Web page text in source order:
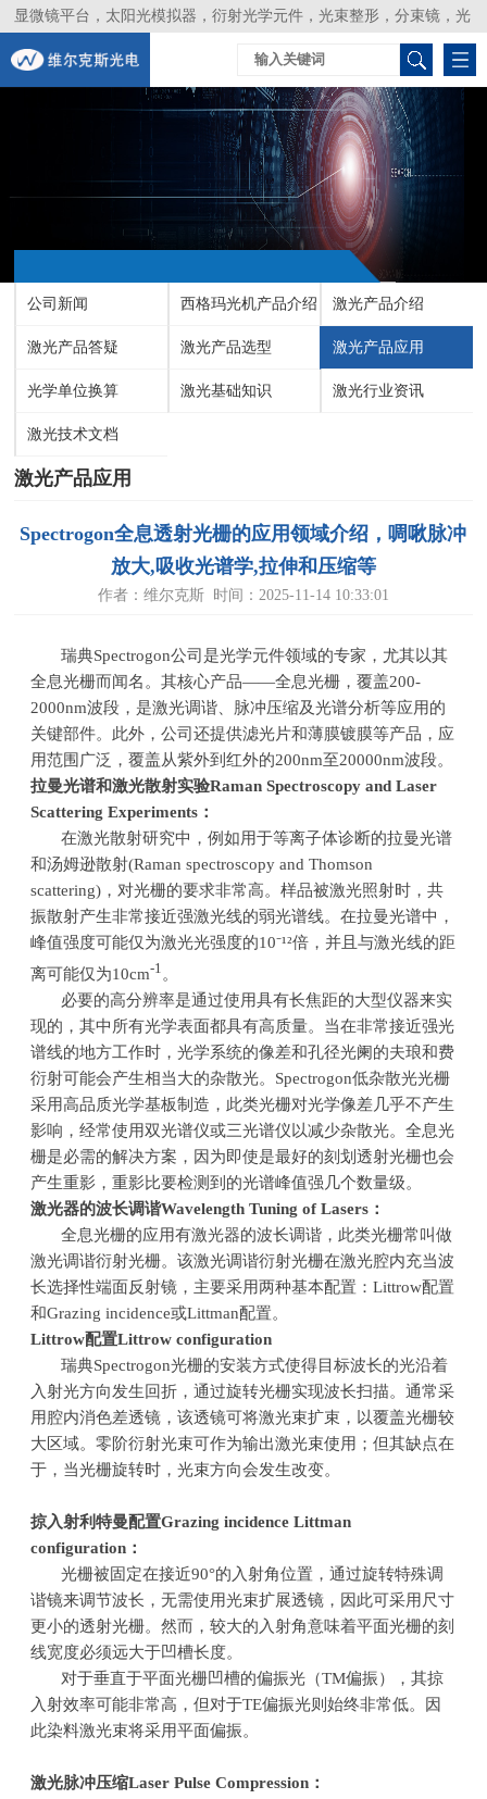
显微镜平台，太阳光模拟器，衍射光学元件，光束整形，分束镜，光
谱仪，生物激光器，光束分析仪，Layertec
公司新闻 西格玛光机产品介绍 激光产品介绍
激光产品答疑 激光产品选型 激光产品应用
光学单位换算 激光基础知识 激光行业资讯
激光技术文档
激光产品应用
Spectrogon全息透射光栅的应用领域介绍，啁啾脉冲
放大,吸收光谱学,拉伸和压缩等
作者：维尔克斯 时间：2025-11-14 10:33:01
瑞典Spectrogon公司是光学元件领域的专家，尤其以其
全息光栅而闻名。其核心产品——全息光栅，覆盖200-
2000nm波段，是激光调谐、脉冲压缩及光谱分析等应用的
关键部件。此外，公司还提供滤光片和薄膜镀膜等产品，应
用范围广泛，覆盖从紫外到红外的200nm至20000nm波段。
拉曼光谱和激光散射实验Raman Spectroscopy and Laser
Scattering Experiments：
在激光散射研究中，例如用于等离子体诊断的拉曼光谱
和汤姆逊散射(Raman spectroscopy and Thomson
scattering)，对光栅的要求非常高。样品被激光照射时，共
振散射产生非常接近强激光线的弱光谱线。在拉曼光谱中，
峰值强度可能仅为激光光强度的10⁻¹²倍，并且与激光线的距
离可能仅为10cm-1 。
必要的高分辨率是通过使用具有长焦距的大型仪器来实
现的，其中所有光学表面都具有高质量。当在非常接近强光
谱线的地方工作时，光学系统的像差和孔径光阑的夫琅和费
衍射可能会产生相当大的杂散光。Spectrogon低杂散光光栅
采用高品质光学基板制造，此类光栅对光学像差几乎不产生
影响，经常使用双光谱仪或三光谱仪以减少杂散光。全息光
栅是必需的解决方案，因为即使是最好的刻划透射光栅也会
产生重影，重影比要检测到的光谱峰值强几个数量级。
激光器的波长调谐Wavelength Tuning of Lasers ：
全息光栅的应用有激光器的波长调谐，此类光栅常叫做
激光调谐衍射光栅。该激光调谐衍射光栅在激光腔内充当波
长选择性端面反射镜，主要采用两种基本配置：Littrow配置
和Grazing incidence或Littman配置。
Littrow配置Littrow configuration
瑞典Spectrogon光栅的安装方式使得目标波长的光沿着
入射光方向发生回折，通过旋转光栅实现波长扫描。通常采
用腔内消色差透镜，该透镜可将激光束扩束，以覆盖光栅较
大区域。零阶衍射光束可作为输出激光束使用；但其缺点在
于，当光栅旋转时，光束方向会发生改变。
掠入射利特曼配置Grazing incidence Littman
configuration ：
光栅被固定在接近90°的入射角位置，通过旋转特殊调
谐镜来调节波长，无需使用光束扩展透镜，因此可采用尺寸
更小的透射光栅。然而，较大的入射角意味着平面光栅的刻
线宽度必须远大于凹槽长度。
对于垂直于平面光栅凹槽的偏振光（TM偏振），其掠
入射效率可能非常高，但对于TE偏振光则始终非常低。因
此染料激光束将采用平面偏振。
激光脉冲压缩Laser Pulse Compression ：